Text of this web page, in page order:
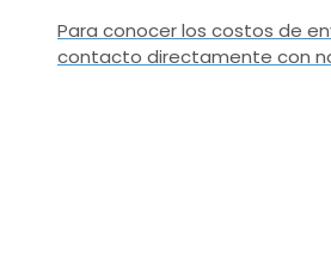
Para conocer los costos de
contacto directamente con